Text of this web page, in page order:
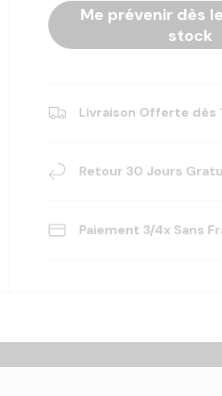
Me prévenir dès
stock
Livraison Offerte dès
Retour 30 Jours
Paiement 3/4x Sans